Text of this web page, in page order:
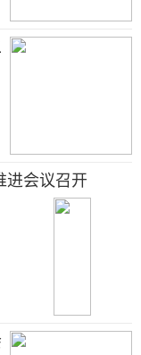
进会议召开